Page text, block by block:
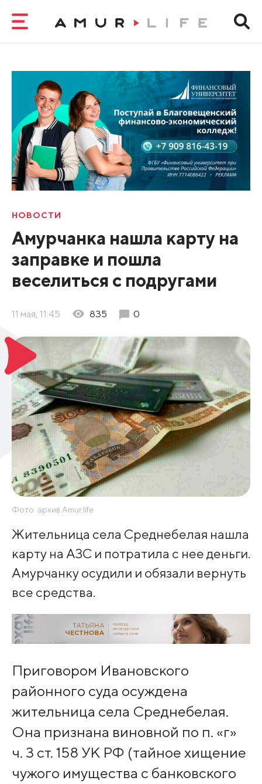
НОВОСТИ
Амурчанка нашла карту на
заправке и пошла
веселиться с подругами
11 мая, 11:45 835 0
Фото: архив Amur.life
Жительница села Среднебелая нашла
карту на АЗС и потратила с нее деньги.
Амурчанку осудили и обязали вернуть
все средства.
Приговором Ивановского
районного суда осуждена
жительница села Среднебелая.
Она признана виновной по п. «г»
ч. 3 ст. 158 УК РФ (тайное хищение
чужого имущества с банковского